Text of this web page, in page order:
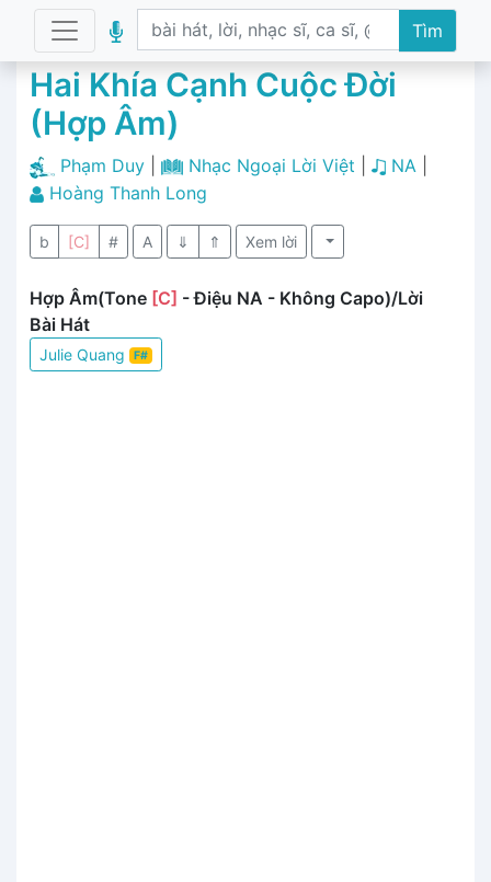
Tìm
Hai Khía Cạnh Cuộc Đời
(Hợp Âm)
Phạm Duy Nhạc Ngoại Lời Việt NA
Hoàng Thanh Long
b [C] # A ⇓ ⇑ Xem lời
Hợp Âm(Tone [C] - Điệu NA - Không Capo)/Lời
Bài Hát
Julie Quang F#